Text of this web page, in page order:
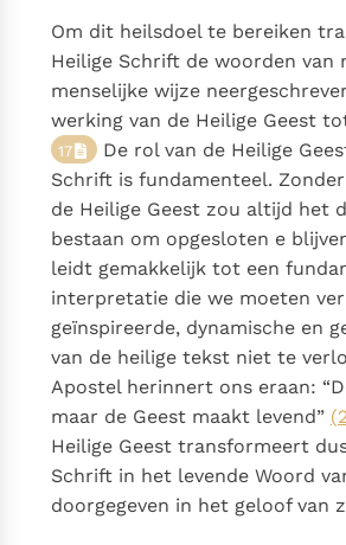
Om dit heilsdoel te bereiken
Heilige Schrift de woorden van
menselijke wijze
werking van de Heilige Geest
17
De rol van de Heilige
Schrift is fundamenteel.
de Heilige Geest zou altijd het
bestaan om opgesloten e
leidt gemakkelijk tot een
interpretatie die we moeten
geïnspireerde, dynamische en
van de heilige tekst niet te
Apostel herinnert ons eraan:
maar de Geest maakt levend”
Heilige Geest transformeert
Schrift in het levende Woord
doorgegeven in het geloof van